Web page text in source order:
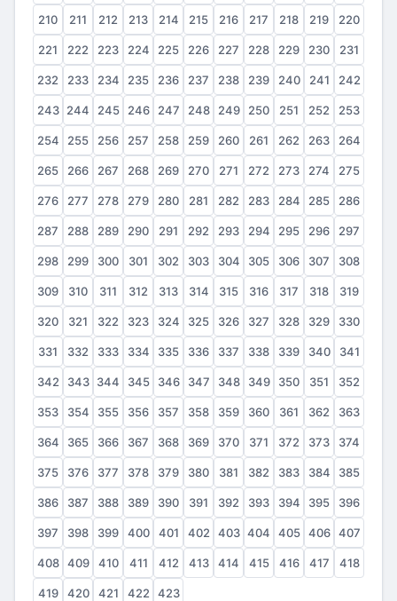
210 211 212 213 214 215 216 217 218 219 220
221 222 223 224 225 226 227 228 229 230 231
232 233 234 235 236 237 238 239 240 241 242
243 244 245 246 247 248 249 250 251 252 253
254 255 256 257 258 259 260 261 262 263 264
265 266 267 268 269 270 271 272 273 274 275
276 277 278 279 280 281 282 283 284 285 286
287 288 289 290 291 292 293 294 295 296 297
298 299 300 301 302 303 304 305 306 307 308
309 310 311 312 313 314 315 316 317 318 319
320 321 322 323 324 325 326 327 328 329 330
331 332 333 334 335 336 337 338 339 340 341
342 343 344 345 346 347 348 349 350 351 352
353 354 355 356 357 358 359 360 361 362 363
364 365 366 367 368 369 370 371 372 373 374
375 376 377 378 379 380 381 382 383 384 385
386 387 388 389 390 391 392 393 394 395 396
397 398 399 400 401 402 403 404 405 406 407
408 409 410 411 412 413 414 415 416 417 418
419 420 421 422 423